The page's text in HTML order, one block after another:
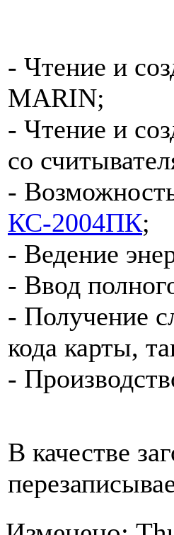
- Чтение и
MARIN;
- Чтение и
со
-
КС-2004ПК;
- Ведение
- Ввод
- Получение
кода карты,
-
В качестве